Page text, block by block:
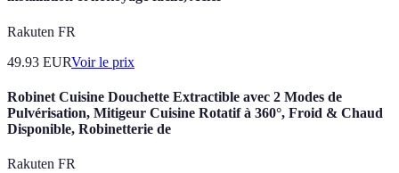
Rakuten FR
49.93 EURVoir le prix
Robinet Cuisine Douchette Extractible avec 2 Modes de
Pulvérisation, Mitigeur Cuisine Rotatif à 360°, Froid & Chaud
Disponible, Robinetterie de
Rakuten FR